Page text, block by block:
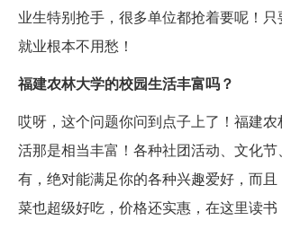
业生特别抢手，很多单位都抢着要呢！只
就业根本不用愁！
福建农林大学的校园生活丰富吗？
哎呀，这个问题你问到点子上了！福建
活那是相当丰富！各种社团活动、文化
有，绝对能满足你的各种兴趣爱好，而
菜也超级好吃，价格还实惠，在这里读